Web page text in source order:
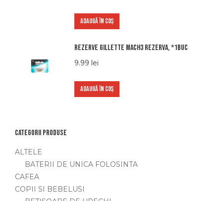
ADAUGĂ ÎN COȘ
Rezerve Gillette Mach3 Rezerva, *1buc
9.99 lei
ADAUGĂ ÎN COȘ
Categorii produse
ALTELE
BATERII DE UNICA FOLOSINTA
CAFEA
COPII SI BEBELUSI